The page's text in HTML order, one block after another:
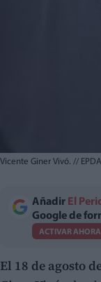
Vicente Giner Vivó. // EPDA
Añadir El
Google de
ACTIVAR AHORA
El 18 de agosto